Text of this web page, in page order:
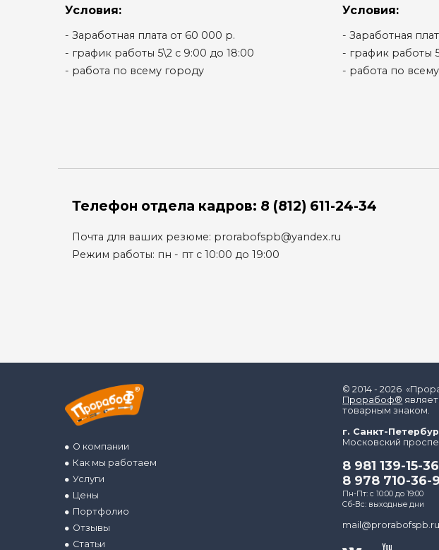
Условия:
- Заработная плата от 60 000 р.
- график работы 5\2 с 9:00 до 18:00
- работа по всему городу
Условия:
- Заработная
- график работы
- работа по
Телефон отдела кадров: 8 (812) 611-24-34
Почта для ваших резюме: prorabofspb@yandex.ru
Режим работы: пн - пт с 10:00 до 19:00
О компании
Как мы работаем
Услуги
Цены
Портфолио
Отзывы
Статьи
© 2014 - 2026
Прорабоф®
товарным знаком.
г. Санкт-
Московский
8 981 139-15-36
8 978 710-36-
Пн-Пт: с 10:00 до 19:00
Сб-Вс: выходные дни
mail@prorabofspb.ru